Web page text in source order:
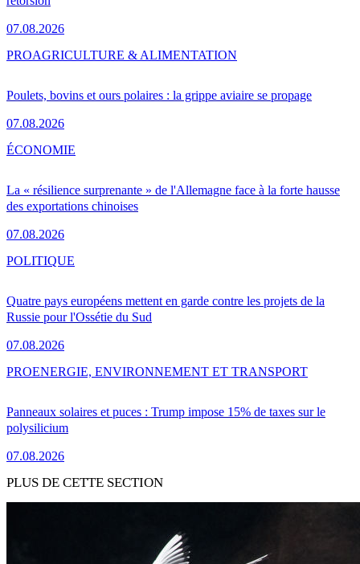
07.08.2026
Poulets, bovins et ours polaires : la grippe aviaire se propage
07.08.2026
PROAGRICULTURE & ALIMENTATION
La « résilience surprenante » de l'Allemagne face à la forte hausse
des exportations chinoises
07.08.2026
ÉCONOMIE
Quatre pays européens mettent en garde contre les projets de la
Russie pour l'Ossétie du Sud
07.08.2026
POLITIQUE
Panneaux solaires et puces : Trump impose 15% de taxes sur le
polysilicium
07.08.2026
PROENERGIE, ENVIRONNEMENT ET TRANSPORT
PLUS DE CETTE SECTION